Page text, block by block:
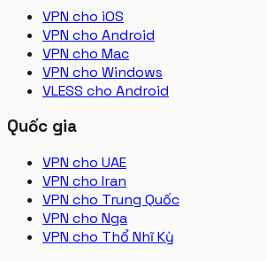
VPN cho iOS
VPN cho Android
VPN cho Mac
VPN cho Windows
VLESS cho Android
Quốc gia
VPN cho UAE
VPN cho Iran
VPN cho Trung Quốc
VPN cho Nga
VPN cho Thổ Nhĩ Kỳ